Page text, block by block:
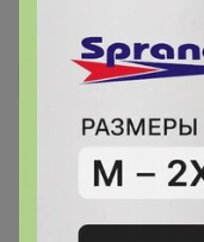
kloya
Классное качество 👌
7 июля, 2025 19:27